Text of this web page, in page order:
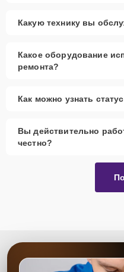
Какую технику вы
Какое оборудование
ремонта?
Как можно узнать
Вы действительно
честно?